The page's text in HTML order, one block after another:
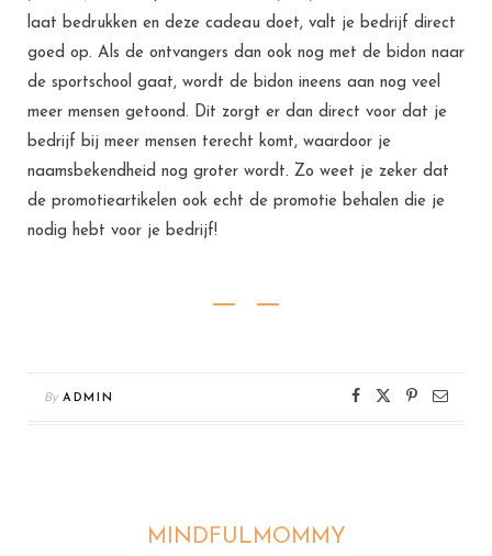
laat bedrukken en deze cadeau doet, valt je bedrijf direct
goed op. Als de ontvangers dan ook nog met de bidon naar
de sportschool gaat, wordt de bidon ineens aan nog veel
meer mensen getoond. Dit zorgt er dan direct voor dat je
bedrijf bij meer mensen terecht komt, waardoor je
naamsbekendheid nog groter wordt. Zo weet je zeker dat
de promotieartikelen ook echt de promotie behalen die je
nodig hebt voor je bedrijf!
By ADMIN
MINDFULMOMMY